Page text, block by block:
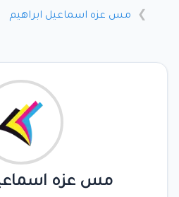
مس عزه اسماعيل ابراهيم
مس عزه